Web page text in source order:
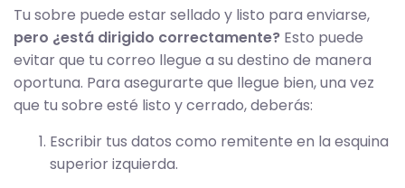
Tu sobre puede estar sellado y listo para enviarse,
pero ¿está dirigido correctamente? Esto puede
evitar que tu correo llegue a su destino de manera
oportuna. Para asegurarte que llegue bien, una vez
que tu sobre esté listo y cerrado, deberás:
Escribir tus datos como remitente en la esquina
superior izquierda.